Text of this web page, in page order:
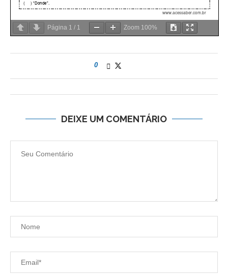
Página 1 / 1 Zoom 100%
0
DEIXE UM COMENTÁRIO